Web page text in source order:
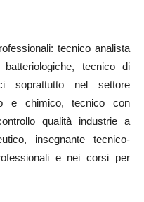
tecnico analista
tecnico di
soprattutto nel settore
e chimico, tecnico con
qualità industrie a
insegnante tecnico-
e nei corsi per